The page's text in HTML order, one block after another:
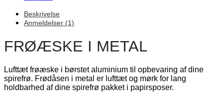
Beskrivelse
Anmeldelser (1)
FRØÆSKE I METAL
Lufttæt frøæske i børstet aluminium til opbevaring af dine
spirefrø. Frødåsen i metal er lufttæt og mørk for lang
holdbarhed af dine spirefrø pakket i papirsposer.